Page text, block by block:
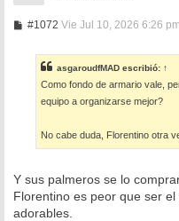
#1072M
a
j
e
Vie Jul 10, 2026 6:26 pm
asgaroudfMAD escribió: ↑
Como fondo de armario vale,
equipo a organizarse mejor?
No cabe duda, Florentino otra
Y sus palmeros se lo
Florentino es peor que ser
adorables.